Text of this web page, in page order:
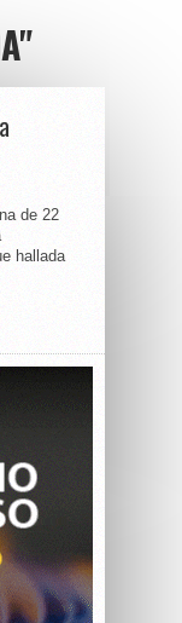
de 22
hallada